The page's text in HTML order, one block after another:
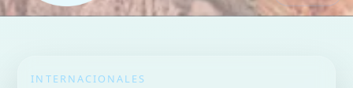
INTERNACIONALES